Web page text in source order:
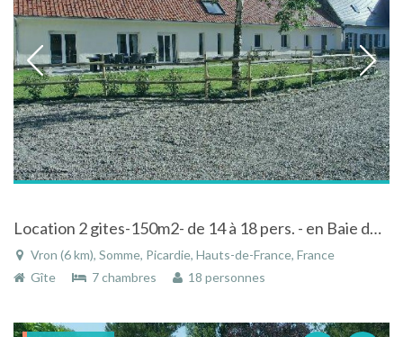
Location 2 gites-150m2- de 14 à 18 pers. - en Baie de Somme- proche plage, mer et forêt, en Picardie
Vron (6 km), Somme, Picardie, Hauts-de-France, France
Gîte
7 chambres 18 personnes